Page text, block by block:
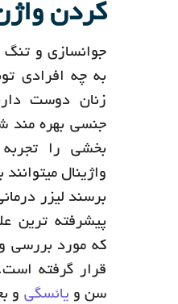
کردن
جوانسازی و تنگ
به چه افرادی
زنان دوست
جنسی بهره مند
بخشی را تجربه
واژینال
برسند لیزر
پیشرفته ترین
که مورد بررسی و
قرار گرفته
سن و یائسگی و